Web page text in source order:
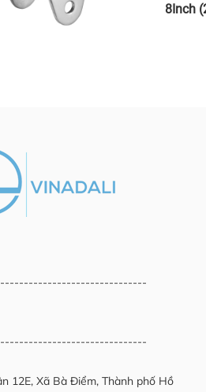
8Inch (200mm)
12E, Xã Bà Điểm, Thành phố Hồ